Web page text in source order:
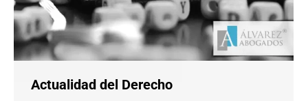
Actualidad del Derecho